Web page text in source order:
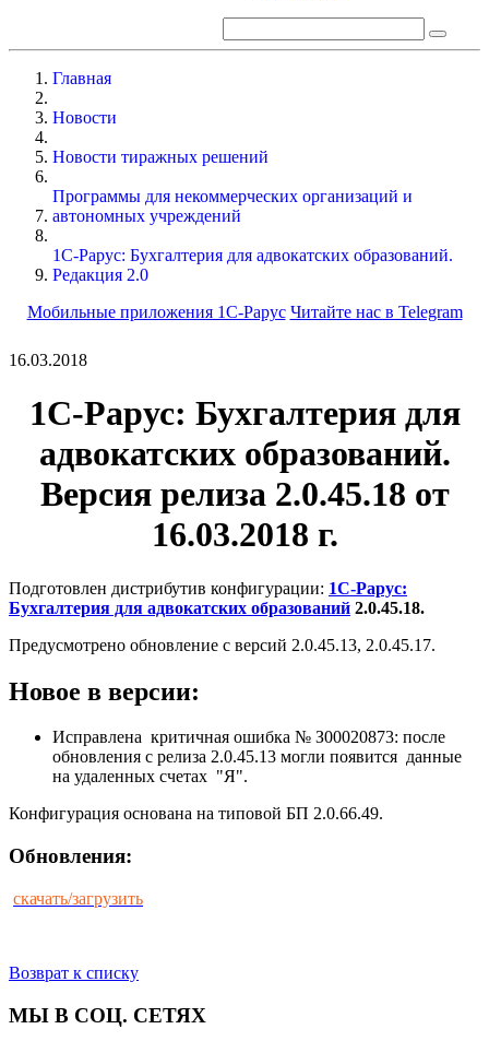
Главная
Новости
Новости тиражных решений
Программы для некоммерческих организаций и
автономных учреждений
1С-Рарус: Бухгалтерия для адвокатских образований.
Редакция 2.0
Мобильные приложения 1С-Рарус Читайте нас в Telegram
16.03.2018
1С-Рарус: Бухгалтерия для
адвокатских образований.
Версия релиза 2.0.45.18 от
16.03.2018 г.
Подготовлен дистрибутив конфигурации: 1С-Рарус:
Бухгалтерия для адвокатских образований 2.0.45.18.
Предусмотрено обновление с версий 2.0.45.13, 2.0.45.17.
Новое в версии:
Исправлена критичная ошибка № З00020873: после
обновления с релиза 2.0.45.13 могли появится данные
на удаленных счетах "Я".
Конфигурация основана на типовой БП 2.0.66.49.
Обновления:
скачать/загрузить
Возврат к списку
МЫ В СОЦ. СЕТЯХ